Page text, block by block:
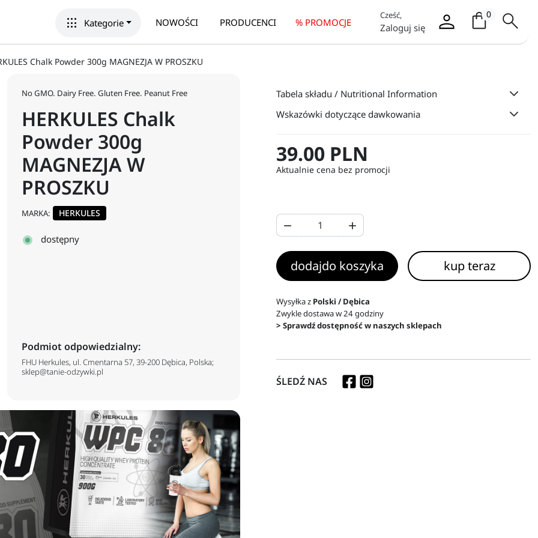
apps Kategorie NOWOŚCI PRODUCENCI % PROMOCJE
Cześć,
Zaloguj się
0Koszyk /
Chalk Powder 300g MAGNEZJA W PROSZKU
No GMO. Dairy Free. Gluten Free. Peanut Free
HERKULES Chalk
Powder 300g
MAGNEZJA W
PROSZKU
MARKA: HERKULES
dostępny
Podmiot odpowiedzialny:
FHU Herkules, ul. Cmentarna 57, 39-200 Dębica, Polska;
sklep@tanie-odzywki.pl
Tabela składu / Nutritional Information
Wskazówki dotyczące dawkowania
39.00 PLN
Aktualnie cena bez promocji
 
dodajdo koszyka kup teraz
Wysyłka z Polski / Dębica
Zwykle dostawa w 24 godziny
> Sprawdź dostępność w naszych sklepach
ŚLEDŹ NAS